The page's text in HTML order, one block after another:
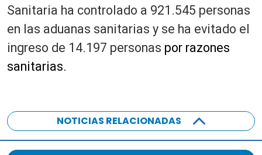
Sanitaria ha controlado a 921.545 personas
en las aduanas sanitarias y se ha evitado el
ingreso de 14.197 personas por razones
sanitarias.
NOTICIAS RELACIONADAS